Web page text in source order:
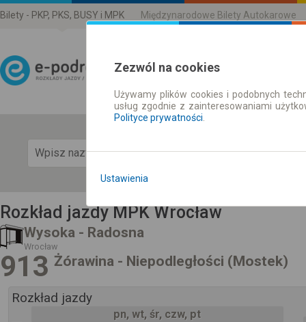
Bilety - PKP, PKS, BUSY i MPK Międzynarodowe Bilety Autokarowe
Rozkład Jazdy | Bilety
Rozkład jazdy MPK Wrocław
Wysoka - Radosna
Wrocław
913 Żórawina - Niepodległości (Mostek)
Rozkład jazdy
pn, wt, śr, czw, pt
Zezwól na cookies
Używamy plików cookies i podobnych
usług zgodnie z zainteresowaniami
Polityce prywatności
Ustawienia